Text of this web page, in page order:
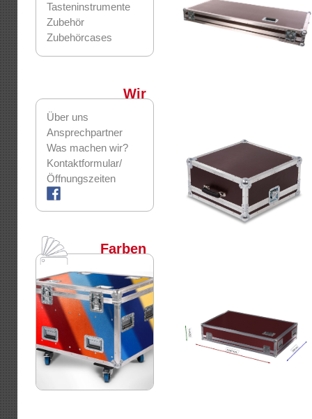
Tasteninstrumente
Zubehör
Zubehörcases
Wir
Über uns
Ansprechpartner
Was machen wir?
Kontaktformular/
Öffnungszeiten
Farben